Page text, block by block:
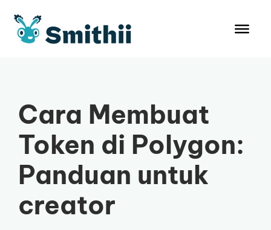
Cara Membuat
Token di Polygon:
Panduan untuk
creator